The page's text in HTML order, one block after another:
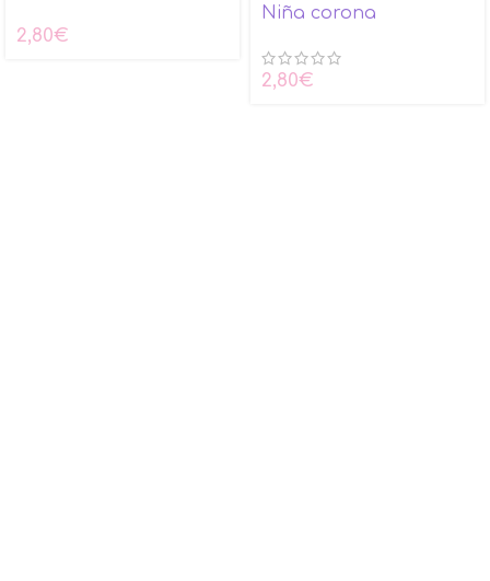
2,80€
Niña corona
2,80€